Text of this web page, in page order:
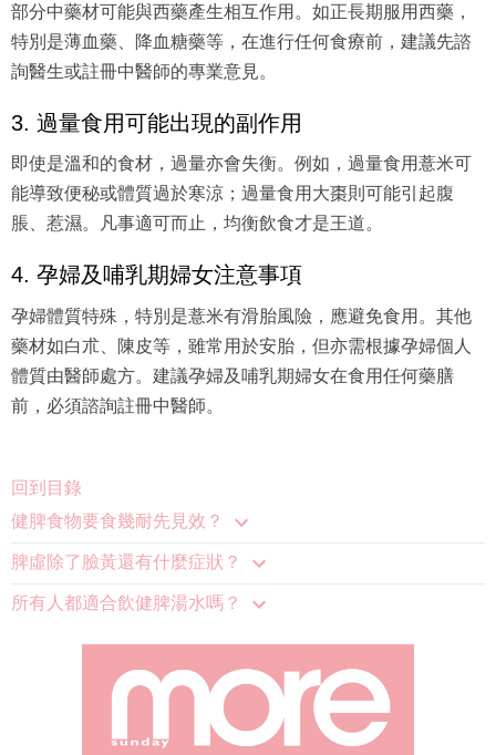
部分中藥材可能與西藥產生相互作用。如正長期服用西藥，
特別是薄血藥、降血糖藥等，在進行任何食療前，建議先諮
詢醫生或註冊中醫師的專業意見。
3. 過量食用可能出現的副作用
即使是溫和的食材，過量亦會失衡。例如，過量食用薏米可
能導致便秘或體質過於寒涼；過量食用大棗則可能引起腹
脹、惹濕。凡事適可而止，均衡飲食才是王道。
4. 孕婦及哺乳期婦女注意事項
孕婦體質特殊，特別是薏米有滑胎風險，應避免食用。其他
藥材如白朮、陳皮等，雖常用於安胎，但亦需根據孕婦個人
體質由醫師處方。建議孕婦及哺乳期婦女在食用任何藥膳
前，必須諮詢註冊中醫師。
回到目錄
健脾食物要食幾耐先見效？
脾虛除了臉黃還有什麼症狀？
所有人都適合飲健脾湯水嗎？